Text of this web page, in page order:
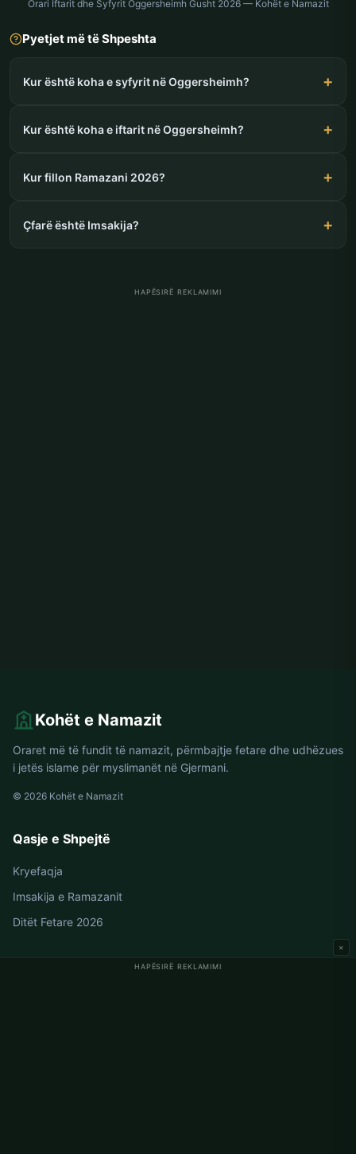
Orari Iftarit dhe Syfyrit Oggersheimh Gusht 2026 — Kohët e Namazit
Pyetjet më të Shpeshta
Kur është koha e syfyrit në Oggersheimh?
Kur është koha e iftarit në Oggersheimh?
Kur fillon Ramazani 2026?
Çfarë është Imsakija?
HAPËSIRË REKLAMIMI
HAPËSIRË REKLAMIMI
×
Kohët e Namazit
Oraret më të fundit të namazit, përmbajtje fetare dhe udhëzues
i jetës islame për myslimanët në Gjermani.
© 2026 Kohët e Namazit
Qasje e Shpejtë
Kryefaqja
Imsakija e Ramazanit
Ditët Fetare 2026
Oraret e Namazit në Gjermani